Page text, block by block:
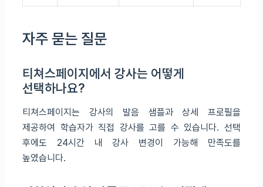
자주 묻는 질문
티쳐스페이지에서 강사는 어떻게
선택하나요?
티쳐스페이지는 강사의 발음 샘플과 상세 프로필을
제공하여 학습자가 직접 강사를 고를 수 있습니다. 선택
후에도 24시간 내 강사 변경이 가능해 만족도를
높였습니다.